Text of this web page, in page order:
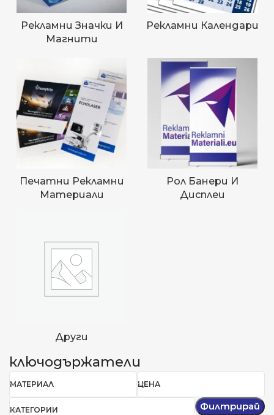
Рекламни Значки И
Магнити
Рекламни Календари
Печатни Рекламни
Материали
Рол Банери И
Дисплеи
Други
ключодържатели
МАТЕРИАЛ ЦЕНА
КАТЕГОРИИ Филтрирай